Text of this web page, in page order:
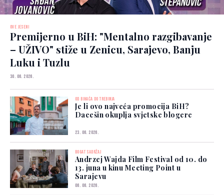
OVE JESENI
Premijerno u BiH: "Mentalno razgibavanje
– UŽIVO" stiže u Zenicu, Sarajevo, Banju
Luku i Tuzlu
30. 06. 2026.
OD BIHAĆA DO TREBINJA
Je li ovo najveća promocija BiH?
Dacešin okuplja svjetske blogere
23. 06. 2026.
BOGAT SADRŽAJ
Andrzej Wajda Film Festival od 10. do
13. juna u kinu Meeting Point u
Sarajevu
06. 06. 2026.